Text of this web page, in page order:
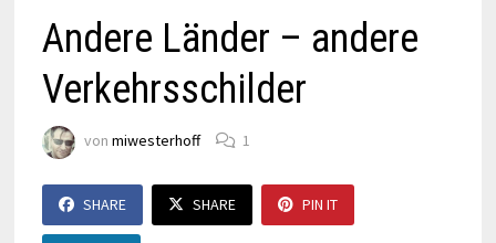
Andere Länder – andere
Verkehrsschilder
von miwesterhoff 1
SHARE SHARE PIN IT